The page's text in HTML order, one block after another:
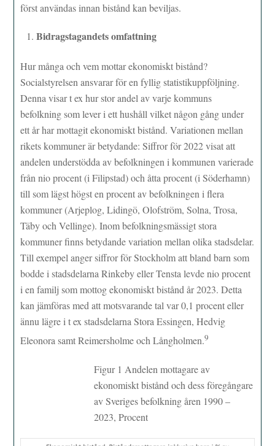
först användas innan bistånd kan beviljas.
Bidragstagandets omfattning
Hur många och vem mottar ekonomiskt bistånd?
Socialstyrelsen ansvarar för en fyllig statistikuppföljning.
Denna visar t ex hur stor andel av varje kommuns
befolkning som lever i ett hushåll vilket någon gång under
ett år har mottagit ekonomiskt bistånd. Variationen mellan
rikets kommuner är betydande: Siffror för 2022 visat att
andelen understödda av befolkningen i kommunen varierade
från nio procent (i Filipstad) och åtta procent (i Söderhamn)
till som lägst högst en procent av befolkningen i flera
kommuner (Arjeplog, Lidingö, Olofström, Solna, Trosa,
Täby och Vellinge). Inom befolkningsmässigt stora
kommuner finns betydande variation mellan olika stadsdelar.
Till exempel anger siffror för Stockholm att bland barn som
bodde i stadsdelarna Rinkeby eller Tensta levde nio procent
i en familj som mottog ekonomiskt bistånd år 2023. Detta
kan jämföras med att motsvarande tal var 0,1 procent eller
ännu lägre i t ex stadsdelarna Stora Essingen, Hedvig
Eleonora samt Reimersholme och Långholmen.9
Figur 1 Andelen mottagare av
ekonomiskt bistånd och dess föregångare
av Sveriges befolkning åren 1990 –
2023, Procent